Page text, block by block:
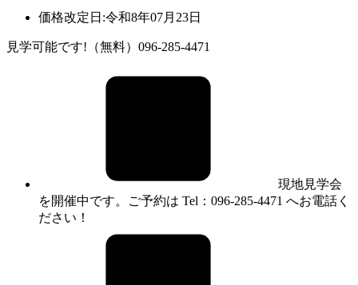
価格改定日:令和8年07月23日
見学可能です!（無料）096-285-4471
現地見学会
を開催中です。ご予約は Tel：096-285-4471 へお電話く
ださい！